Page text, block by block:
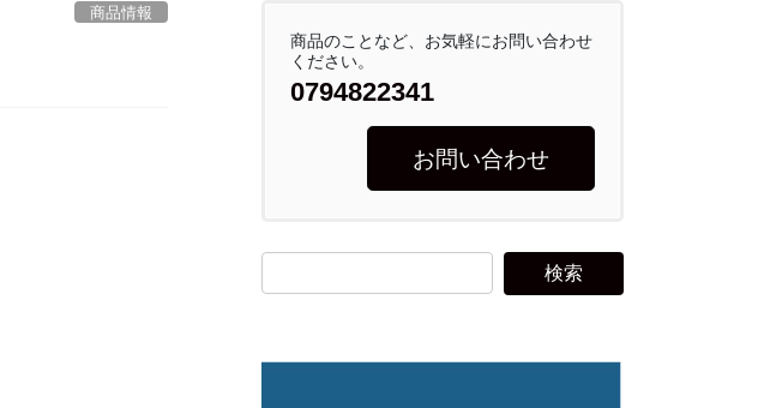
商品情報
商品のことなど、お気軽にお問い合わせ
ください。
0794822341
お問い合わせ